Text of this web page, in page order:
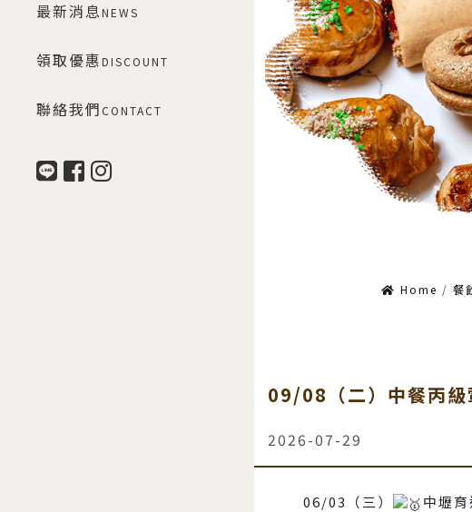
最新消息NEWS
領取優惠DISCOUNT
聯絡我們CONTACT
Home / 餐
09/08（二）中餐丙
2026-07-29
06/03（三）
中壢